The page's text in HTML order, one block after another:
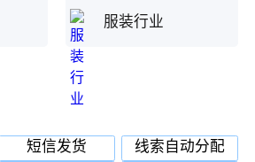
服装行业
短信发货
线索自动分配